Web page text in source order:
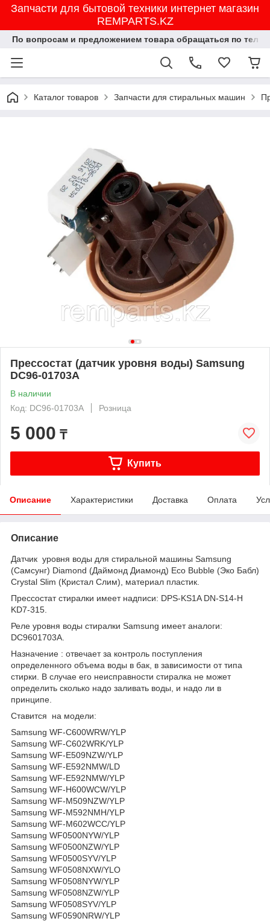
Запчасти для бытовой техники интернет магазин
REMPARTS.KZ
По вопросам и предложением товара обращаться по
Каталог товаров Запчасти для стиральных машин
Прессостат (датчик уровня воды) Samsung
DC96-01703A
В наличии
Код: DC96-01703A
Розница
5 000 ₸
Купить
Описание Характеристики Доставка Оплата
Описание
Датчик уровня воды для стиральной машины Samsung
(Самсунг) Diamond (Даймонд Диамонд) Eco Bubble (Эко Бабл)
Crystal Slim (Кристал Слим), материал пластик.
Прессостат стиралки имеет надписи: DPS-KS1A DN-S14-H
KD7-315.
Реле уровня воды стиралки Samsung имеет аналоги:
DC9601703A.
Назначение : отвечает за контроль поступления
определенного объема воды в бак, в зависимости от типа
стирки. В случае его неисправности стиралка не может
определить сколько надо заливать воды, и надо ли в
принципе.
Ставится на модели:
Samsung WF-C600WRW/YLP
Samsung WF-C602WRK/YLP
Samsung WF-E509NZW/YLP
Samsung WF-E592NMW/LD
Samsung WF-E592NMW/YLP
Samsung WF-H600WCW/YLP
Samsung WF-M509NZW/YLP
Samsung WF-M592NMH/YLP
Samsung WF-M602WCC/YLP
Samsung WF0500NYW/YLP
Samsung WF0500NZW/YLP
Samsung WF0500SYV/YLP
Samsung WF0508NXW/YLO
Samsung WF0508NYW/YLP
Samsung WF0508NZW/YLP
Samsung WF0508SYV/YLP
Samsung WF0590NRW/YLP